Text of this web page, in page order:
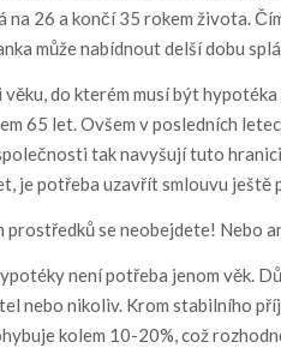
na 26 a končí 35 rokem života.
může nabídnout delší dobu
do kterém musí být
65 let. Ovšem v posledních
tak navyšují tuto
je potřeba uzavřít smlouvu ještě
prostředků se neobejdete! Nebo
není potřeba jenom věk.
nebo nikoliv. Krom stabilního
kolem 10-20%, což